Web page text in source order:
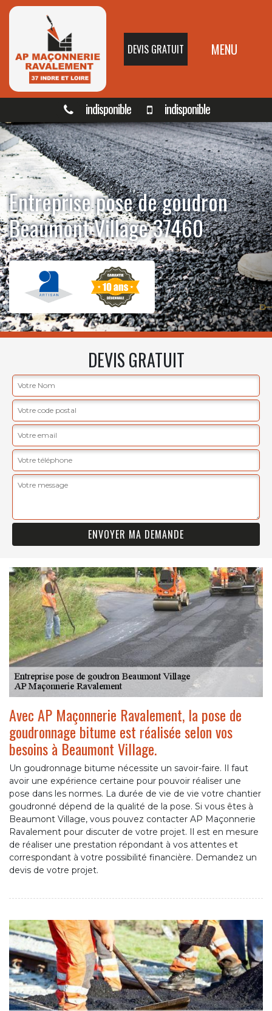
DEVIS GRATUIT MENU
indisponible indisponible
Entreprise pose de goudron
Beaumont Village 37460
DEVIS GRATUIT
Avec AP Maçonnerie Ravalement, la pose de
goudronnage bitume est réalisée selon vos
besoins à Beaumont Village.
Un goudronnage bitume nécessite un savoir-faire. Il faut
avoir une expérience certaine pour pouvoir réaliser une
pose dans les normes. La durée de vie de vie votre chantier
goudronné dépend de la qualité de la pose. Si vous êtes à
Beaumont Village, vous pouvez contacter AP Maçonnerie
Ravalement pour discuter de votre projet. Il est en mesure
de réaliser une prestation répondant à vos attentes et
correspondant à votre possibilité financière. Demandez un
devis de votre projet.